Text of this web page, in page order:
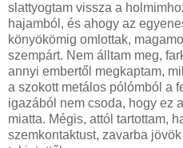
slattyogtam vissza a
hajamból, és ahogy az
könyökömig omlottak,
szempárt. Nem álltam meg,
annyi embertől megkaptam,
a szokott metálos pólómból a
igazából nem csoda, hogy ez
miatta. Mégis, attól tartottam,
szemkontaktust, zavarba